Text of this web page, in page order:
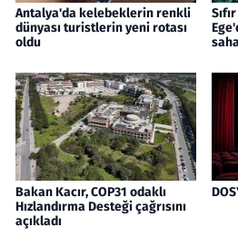
Antalya'da kelebeklerin renkli
dünyası turistlerin yeni rotası
oldu
Bakan Kacır, COP31 odaklı
Hızlandırma Desteği çağrısını
açıkladı